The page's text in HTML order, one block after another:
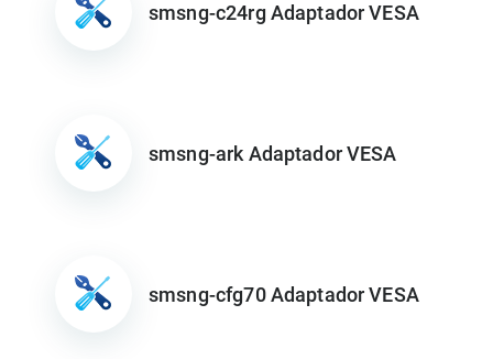
smsng-c24rg Adaptador VESA
smsng-ark Adaptador VESA
smsng-cfg70 Adaptador VESA